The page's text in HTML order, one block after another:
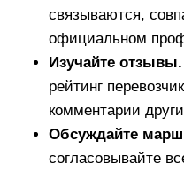
связываются,
официальном
Изучайте отзывы.
рейтинг
комментарии
Обсуждайте
согласовывайте